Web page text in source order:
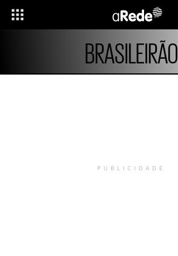
BRASILEIRÃO
PUBLICIDADE